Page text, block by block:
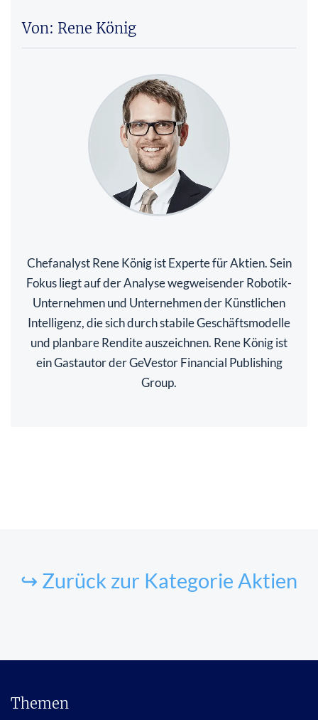
Von: Rene König
Chefanalyst Rene König ist Experte für Aktien. Sein
Fokus liegt auf der Analyse wegweisender Robotik-
Unternehmen und Unternehmen der Künstlichen
Intelligenz, die sich durch stabile Geschäftsmodelle
und planbare Rendite auszeichnen. Rene König ist
ein Gastautor der GeVestor Financial Publishing
Group.
↪ Zurück zur Kategorie Aktien
Themen